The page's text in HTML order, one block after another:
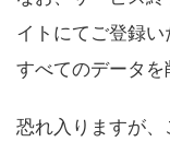
イトにてご登録い
すべてのデータを
恐れ入りますが、